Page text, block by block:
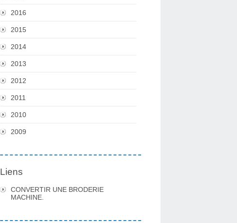
2016
2015
2014
2013
2012
2011
2010
2009
Liens
CONVERTIR UNE BRODERIE
MACHINE.